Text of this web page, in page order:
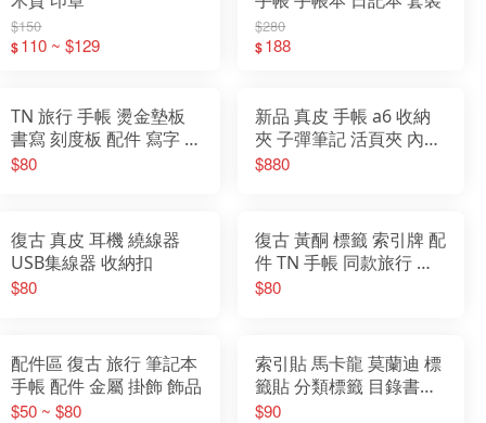
$150
$110 ~ $129
$280
$188
TN 旅行 手帳 燙金墊板
書寫 刻度板 配件 寫字 繪
圖 塑料墊板
$80
新品 真皮 手帳 a6 收納
夾 子彈筆記 活頁夾 內頁
可換替芯
$880
復古 真皮 耳機 繞線器
USB集線器 收納扣
$80
復古 黃酮 標籤 索引牌 配
件 TN 手帳 同款旅行 筆
記本
$80
配件區 復古 旅行 筆記本
手帳 配件 金屬 掛飾 飾品
$50 ~ $80
索引貼 馬卡龍 莫蘭迪 標
籤貼 分類標籤 目錄書籤
貼 索引標籤 彩色螢光貼
$90